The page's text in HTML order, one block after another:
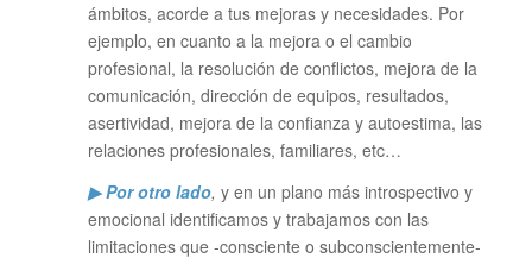
ámbitos, acorde a tus mejoras y necesidades. Por
ejemplo, en cuanto a la mejora o el cambio
profesional, la resolución de conflictos, mejora de la
comunicación, dirección de equipos, resultados,
asertividad, mejora de la confianza y autoestima, las
relaciones profesionales, familiares, etc…
▶ Por otro lado, y en un plano más introspectivo y
emocional identificamos y trabajamos con las
limitaciones que -consciente o subconscientemente-